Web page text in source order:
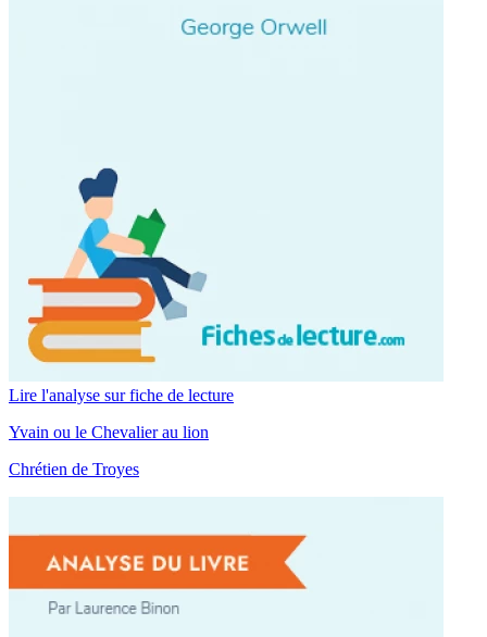
Lire l'analyse sur fiche de lecture
Yvain ou le Chevalier au lion
Chrétien de Troyes